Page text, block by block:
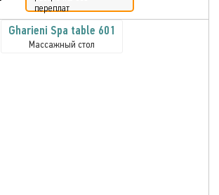
переплат
Gharieni Spa table 601
Массажный стол